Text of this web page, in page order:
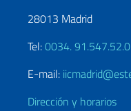
28013 Madrid
Tel:0034.
E-mail:
Dirección y horarios